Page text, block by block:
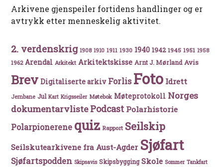
Arkivene gjenspeiler fortidens handlinger og er
avtrykk etter menneskelig aktivitet.
2. verdenskrig 1908 1910 1911 1930 1940 1942 1945 1951 1958
1962 Arendal Arkitekt Arkitektskisse Arnt J. Mørland Avis
Brev Digitaliserte arkiv Forlis Foto Idrett
Jernbane Jul Kart Krigsseiler Møtebok Møteprotokoll Norges
dokumentarvlistePodcast Polarhistorie
Polarpionerene quiz Rapport Seilskip
Seilskutearkivene fra Aust-Agder Sjøfart
Sjøfartspodden Skipsavis Skipsbygging Skole Sommer Tankfart